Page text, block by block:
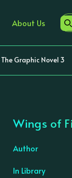
About Us
Graphic Novel 3
Wings of
Author
In Library